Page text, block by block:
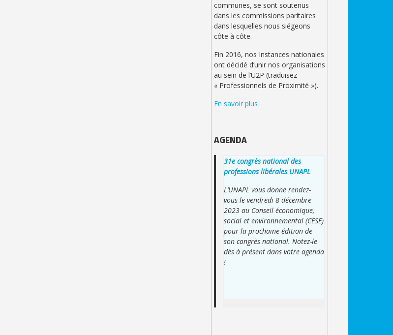
communes, se sont soutenus
dans les commissions paritaires
dans lesquelles nous siégeons
côte à côte.
Fin 2016, nos Instances nationales
ont décidé d’unir nos organisations
au sein de l’U2P (traduisez
« Professionnels de Proximité »).
En savoir plus
AGENDA
31e congrès national des
professions libérales UNAPL
L’UNAPL vous donne rendez-
vous le vendredi 8 décembre
2023 au Conseil économique,
social et environnemental (CESE)
pour la prochaine édition de
son congrès national. Notez-le
dès à présent dans votre agenda
!